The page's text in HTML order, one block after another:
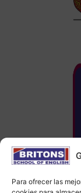
Para ofrecer las